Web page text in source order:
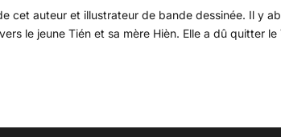
cet auteur et illustrateur de bande dessinée. Il y
le jeune Tién et sa mère Hièn. Elle a dû quitter